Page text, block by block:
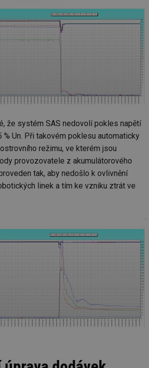
že systém SAS nedovolí pokles napětí
Un. Při takovém poklesu automaticky
režimu, ve kterém jsou
provozovatele z akumulátorového
tak, aby nedošlo k ovlivnění
linek a tím ke vzniku ztrát ve